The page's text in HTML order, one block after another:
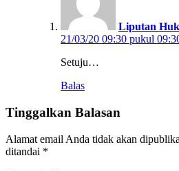
Liputan
21/03/20 09:30 pukul
Setuju…
Balas
Tinggalkan Balasan
Alamat email Anda tidak akan
ditandai *